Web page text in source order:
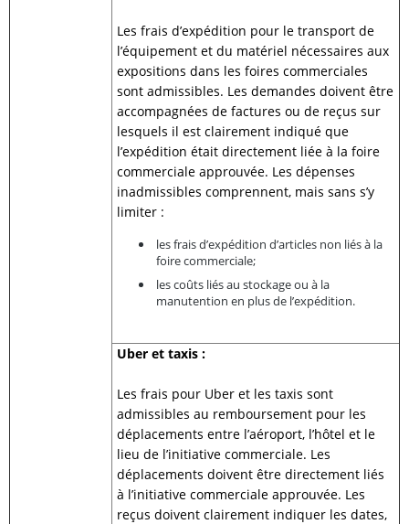
Les frais d’expédition pour le transport de
l’équipement et du matériel nécessaires aux
expositions dans les foires commerciales
sont admissibles. Les demandes doivent être
accompagnées de factures ou de reçus sur
lesquels il est clairement indiqué que
l’expédition était directement liée à la foire
commerciale approuvée. Les dépenses
inadmissibles comprennent, mais sans s’y
limiter :
les frais d’expédition d’articles non liés à la
foire commerciale;
les coûts liés au stockage ou à la
manutention en plus de l’expédition.
Uber et taxis :
Les frais pour Uber et les taxis sont
admissibles au remboursement pour les
déplacements entre l’aéroport, l’hôtel et le
lieu de l’initiative commerciale. Les
déplacements doivent être directement liés
à l’initiative commerciale approuvée. Les
reçus doivent clairement indiquer les dates,